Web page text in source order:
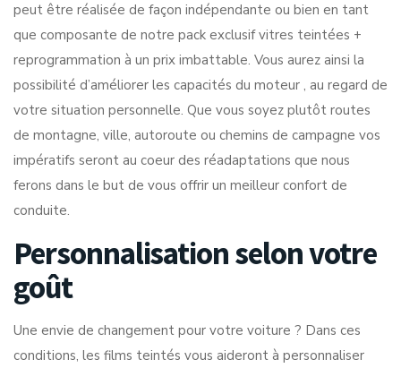
peut être réalisée de façon indépendante ou bien en tant
que composante de notre pack exclusif vitres teintées +
reprogrammation à un prix imbattable. Vous aurez ainsi la
possibilité d’améliorer les capacités du moteur , au regard de
votre situation personnelle. Que vous soyez plutôt routes
de montagne, ville, autoroute ou chemins de campagne vos
impératifs seront au coeur des réadaptations que nous
ferons dans le but de vous offrir un meilleur confort de
conduite.
Personnalisation selon votre
goût
Une envie de changement pour votre voiture ? Dans ces
conditions, les films teintés vous aideront à personnaliser